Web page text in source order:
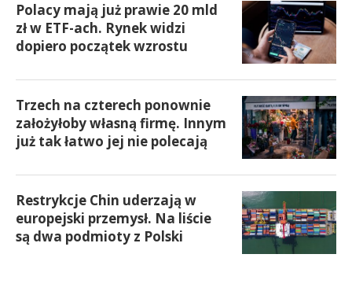
Polacy mają już prawie 20 mld
zł w ETF-ach. Rynek widzi
dopiero początek wzrostu
Trzech na czterech ponownie
założyłoby własną firmę. Innym
już tak łatwo jej nie polecają
Restrykcje Chin uderzają w
europejski przemysł. Na liście
są dwa podmioty z Polski